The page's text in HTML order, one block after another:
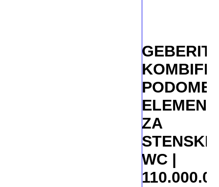
GEBERIT
KOMBIFIX
ELEMENT
ZA
STENSKI
WC |